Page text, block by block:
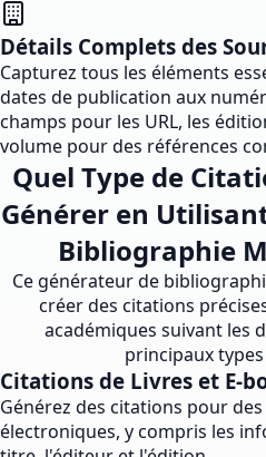
Détails Complets des
Capturez tous les éléments
dates de publication aux
champs pour les URL, les
volume pour des références
Quel Type de
Générer en
Bibliographie
Ce générateur de
créer des citations
académiques suivant les
principaux
Citations de Livres et E-
Générez des citations pour
électroniques, y compris les